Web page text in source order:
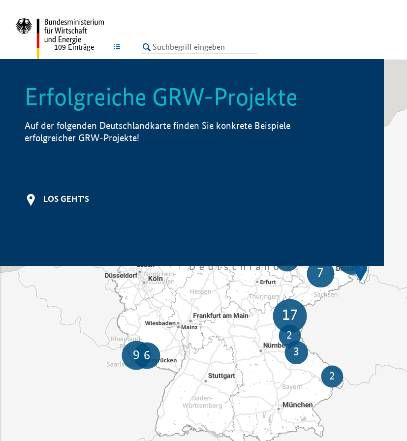
LISTE
109 Einträge
Erfolgreiche GRW-Projekte
Auf der folgenden Deutschlandkarte finden Sie konkrete Beispiele
erfolgreicher GRW-Projekte!
LOS GEHT'S